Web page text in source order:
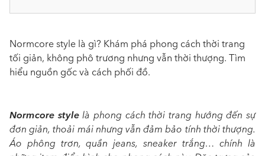
Normcore style là gì? Khám phá phong cách thời trang
tối giản, không phô trương nhưng vẫn thời thượng. Tìm
hiểu nguồn gốc và cách phối đồ.
Normcore stylelà phong cách thời trang hướng đến sự
đơn giản, thoải mái nhưng vẫn đảm bảo tính thời thượng.
Áo phông trơn, quần jeans, sneaker trắng… chính là